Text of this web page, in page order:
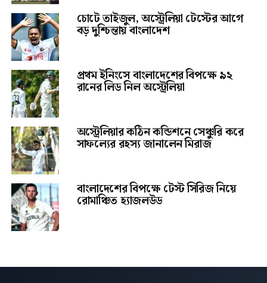
চোটে তাইজুল, অস্ট্রেলিয়া টেস্টের আগে
বড় দুশ্চিন্তায় বাংলাদেশ
প্রথম ইনিংসে বাংলাদেশের বিপক্ষে ৯২
রানের লিড নিল অস্ট্রেলিয়া
অস্ট্রেলিয়ার কঠিন কন্ডিশনে সেঞ্চুরি করে
সাফল্যের রহস্য জানালেন মিরাজ
বাংলাদেশের বিপক্ষে টেস্ট সিরিজ নিয়ে
রোমাঞ্চিত হ্যাজলউড